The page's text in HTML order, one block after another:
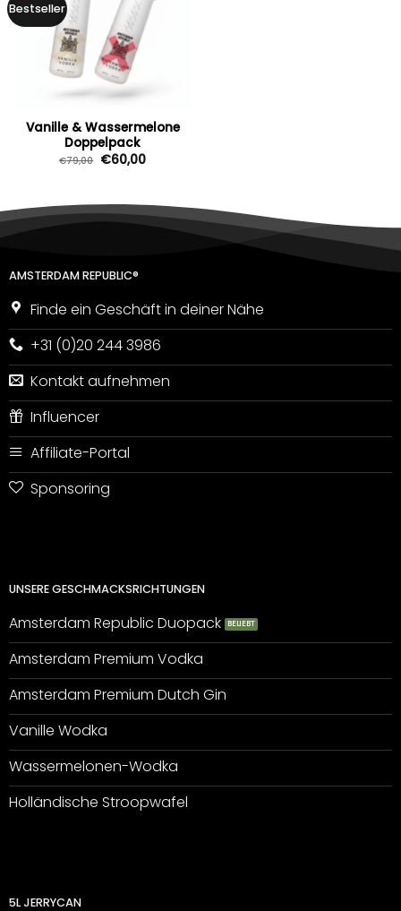
Bestseller
Vanille & Wassermelone
Doppelpack
€79,00 Ursprünglicher
Preis
€60,00Aktueller
AMSTERDAM REPUBLIC®
Finde ein Geschäft in deiner Nähe
+31 (0)20 244 3986
Kontakt aufnehmen
Influencer
Affiliate-Portal
Sponsoring
UNSERE GESCHMACKSRICHTUNGEN
Amsterdam Republic Duopack
Amsterdam Premium Vodka
Amsterdam Premium Dutch Gin
Vanille Wodka
Wassermelonen-Wodka
Holländische Stroopwafel
5L JERRYCAN